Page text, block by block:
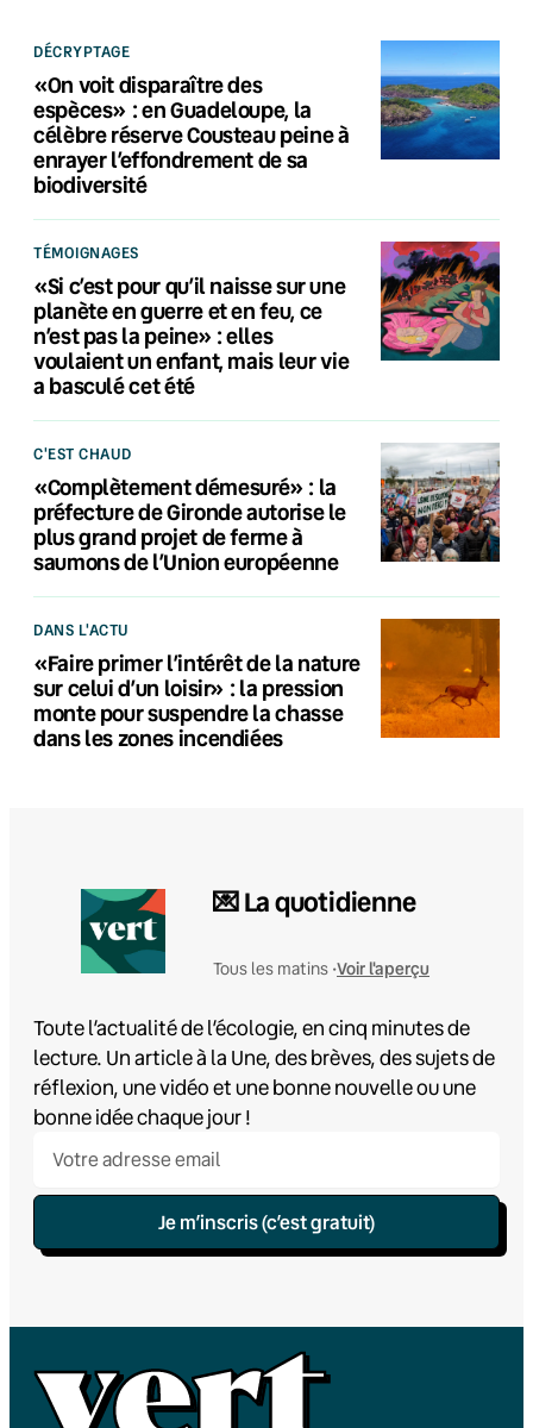
DÉCRYPTAGE
«On voit disparaître des
espèces» : en Guadeloupe, la
célèbre réserve Cousteau peine à
enrayer l’effondrement de sa
biodiversité
TÉMOIGNAGES
«Si c’est pour qu’il naisse sur une
planète en guerre et en feu, ce
n’est pas la peine» : elles
voulaient un enfant, mais leur vie
a basculé cet été
C'EST CHAUD
«Complètement démesuré» : la
préfecture de Gironde autorise le
plus grand projet de ferme à
saumons de l’Union européenne
DANS L'ACTU
«Faire primer l’intérêt de la nature
sur celui d’un loisir» : la pression
monte pour suspendre la chasse
dans les zones incendiées
💌 La quotidienne
Tous les matins •Voir l'aperçu
Toute l’actualité de l’écologie, en cinq minutes de
lecture. Un article à la Une, des brèves, des sujets de
réflexion, une vidéo et une bonne nouvelle ou une
bonne idée chaque jour !
Je m’inscris (c’est gratuit)